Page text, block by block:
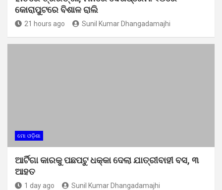
କୋରାପୁଟରେ ବିଶାଳ ରାଲି
21 hours ago Sunil Kumar Dhangadamajhi
ମୋ ଓଡ଼ିଶା
ଆର୍ଟିଗା କାରକୁ ପଛପଟୁ ଧକ୍କା ଦେଲା ଯାତ୍ରୀବାହୀ ବସ, ୩
ଆହତ
1 day ago Sunil Kumar Dhangadamajhi